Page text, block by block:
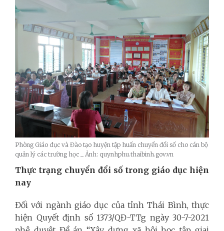
Phòng Giáo dục và Đào tạo huyện tập huấn chuyển đổi số cho cán bộ
quản lý các trường học _ Ảnh: quynhphu.thaibinh.gov.vn
Thực trạng chuyển đổi số trong giáo dục hiện
nay
Đối với ngành giáo dục của tỉnh Thái Bình, thực
hiện Quyết định số 1373/QĐ-TTg ngày 30-7-2021